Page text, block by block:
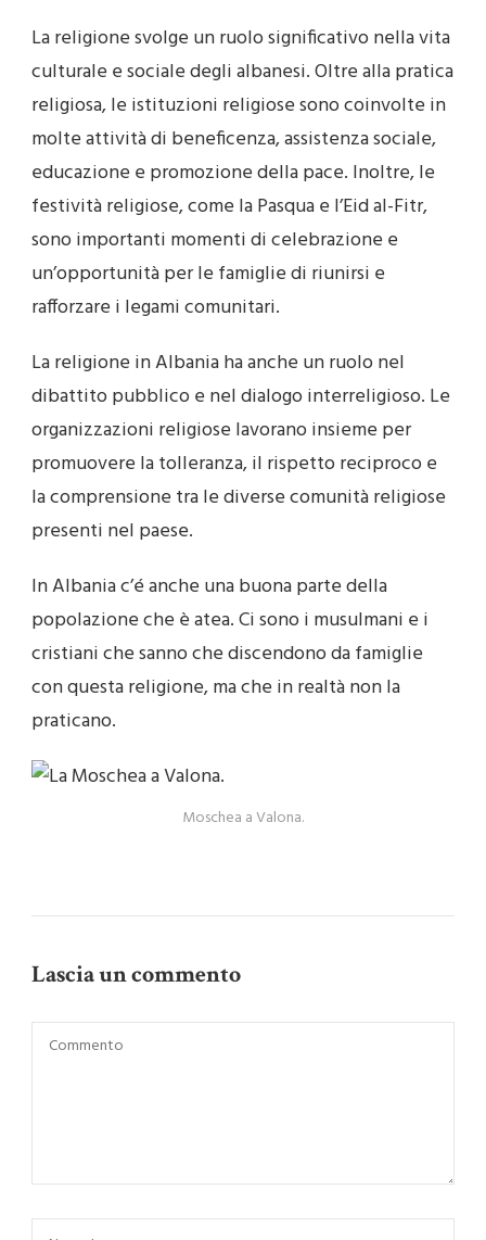
La religione svolge un ruolo significativo nella vita
culturale e sociale degli albanesi. Oltre alla pratica
religiosa, le istituzioni religiose sono coinvolte in
molte attività di beneficenza, assistenza sociale,
educazione e promozione della pace. Inoltre, le
festività religiose, come la Pasqua e l’Eid al-Fitr,
sono importanti momenti di celebrazione e
un’opportunità per le famiglie di riunirsi e
rafforzare i legami comunitari.
La religione in Albania ha anche un ruolo nel
dibattito pubblico e nel dialogo interreligioso. Le
organizzazioni religiose lavorano insieme per
promuovere la tolleranza, il rispetto reciproco e
la comprensione tra le diverse comunità religiose
presenti nel paese.
In Albania c’é anche una buona parte della
popolazione che è atea. Ci sono i musulmani e i
cristiani che sanno che discendono da famiglie
con questa religione, ma che in realtà non la
praticano.
Moschea a Valona.
Lascia un commento